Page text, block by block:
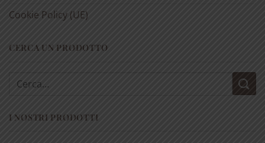
Cookie Policy (UE)
CERCA UN PRODOTTO
Cerca:
I NOSTRI PRODOTTI